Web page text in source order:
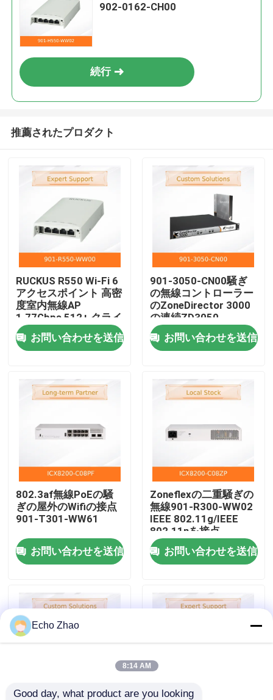
ホーム
製品
動画
工場見学
品質管理
ニュース
見積もりを依頼する
902-0162-CH00
続行
推薦されたプロダクト
RUCKUS R550 Wi-Fi 6
アクセスポイント 高密
度室内無線AP
1.77Gbps 512+ クライ
アント ビームフレック
ス+ テクノロジー
お問い合わせを送信
901-3050-CN00騒ぎ
の無線コントローラー
のZoneDirector 3000
の連続ZD3050
AC3050は50までAPs
のために認可した
お問い合わせを送信
802.3af無線PoEの騒
ぎの屋外のWifiの接点
901-T301-WW61
お問い合わせを送信
Zoneflexの二重騒ぎの
無線901-R300-WW02
IEEE 802.11g/IEEE
802.11nを接点
お問い合わせを送信
Echo Zhao
8:14 AM
Good day, what product are you looking